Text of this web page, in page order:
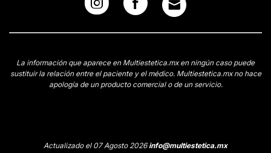
La información que aparece en Multiestetica.mx en ningún caso puede
sustituir la relación entre el paciente y el médico. Multiestetica.mx no hace
apología de un producto comercial o de un servicio.
Actualizado el 07 Agosto 2026info@multiestetica.mx